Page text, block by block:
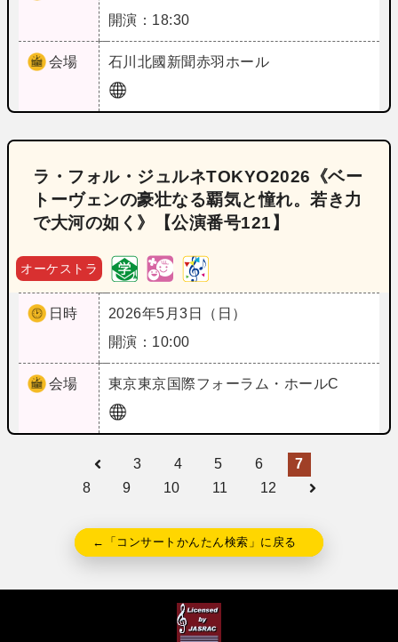
開演：18:30
会場 石川 北國新聞赤羽ホール
ラ・フォル・ジュルネTOKYO2026《ベー
トーヴェンの豪壮なる覇気と憧れ。若き力
で大河の如く》【公演番号121】
オーケストラ
日時
2026年5月3日（日）
開演：10:00
会場 東京東京国際フォーラム・ホールC
3 4 5 6
7
8
9 10 11 12
←「コンサートかんたん検索」に戻る